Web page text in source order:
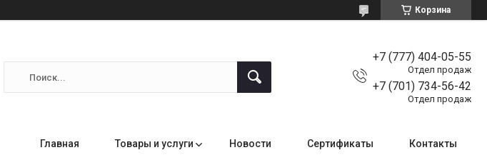
Корзина
+7 (777) 404-05-55
Отдел продаж
+7 (701) 734-56-42
Отдел продаж
Главная Товары и услуги Новости Сертификаты Контакты